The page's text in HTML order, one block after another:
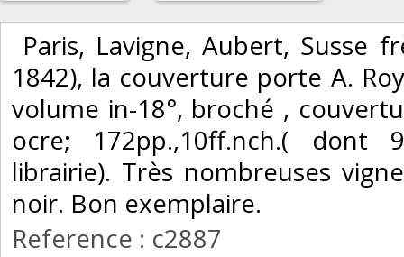
Paris, Lavigne, Aubert, Susse
1842), la couverture porte A.
volume in-18°, broché ,
ocre; 172pp.,10ff.nch.(
librairie). Très nombreuses
noir. Bon exemplaire.‎
Reference : c2887